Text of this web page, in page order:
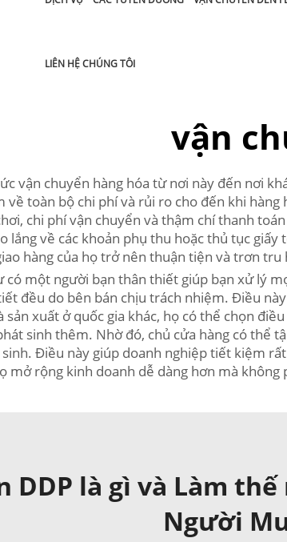
LIÊN HỆ CHÚNG TÔI
vận
vận chuyển hàng hóa từ nơi này đến nơi
về toàn bộ chi phí và rủi ro cho đến khi
chi phí vận chuyển và thậm chí thanh
lắng về các khoản phụ thu hoặc thủ tục
hàng của họ trở nên thuận tiện và trơn tru
có một người bạn thân thiết giúp bạn xử lý
đều do bên bán chịu trách nhiệm. Điều
xuất ở quốc gia khác, họ có thể chọn
sinh thêm. Nhờ đó, chủ cửa hàng có thể
Điều này giúp doanh nghiệp tiết kiệm
mở rộng kinh doanh dễ dàng hơn mà
DDP là gì và Làm
Người